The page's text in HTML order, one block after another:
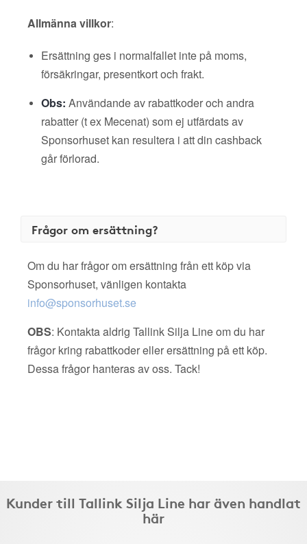
Allmänna villkor:
Ersättning ges i normalfallet inte på moms,
försäkringar, presentkort och frakt.
Obs: Användande av rabattkoder och andra
rabatter (t ex Mecenat) som ej utfärdats av
Sponsorhuset kan resultera i att din cashback
går förlorad.
Frågor om ersättning?
Om du har frågor om ersättning från ett köp via
Sponsorhuset, vänligen kontakta
info@sponsorhuset.se
OBS: Kontakta aldrig Tallink Silja Line om du har
frågor kring rabattkoder eller ersättning på ett köp.
Dessa frågor hanteras av oss. Tack!
Kunder till Tallink Silja Line har även handlat
här